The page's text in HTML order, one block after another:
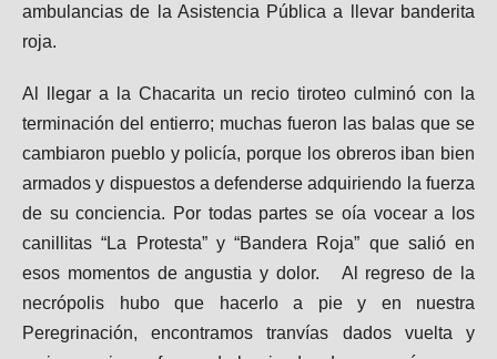
ambulancias de la Asistencia Pública a llevar banderita
roja.
Al llegar a la Chacarita un recio tiroteo culminó con la
terminación del entierro; muchas fueron las balas que se
cambiaron pueblo y policía, porque los obreros iban bien
armados y dispuestos a defenderse adquiriendo la fuerza
de su conciencia. Por todas partes se oía vocear a los
canillitas “La Protesta” y “Bandera Roja” que salió en
esos momentos de angustia y dolor. Al regreso de la
necrópolis hubo que hacerlo a pie y en nuestra
Peregrinación, encontramos tranvías dados vuelta y